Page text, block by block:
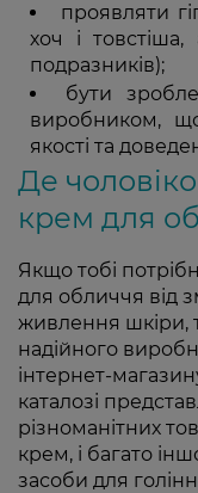
проявляти
хоч і
подразників);
бути
виробником,
якості та
Де
крем для
Якщо тобі
для обличчя від
живлення шкіри,
надійного
інтернет-
каталозі
різноманітних
крем, і багато
засоби для